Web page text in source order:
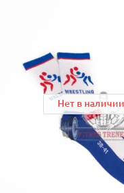
Нет в наличии